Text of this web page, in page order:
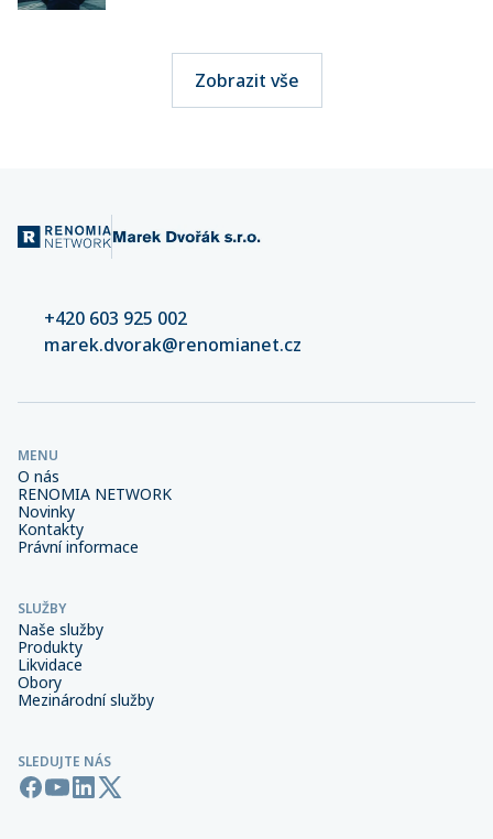
Zobrazit vše
+420 603 925 002
marek.dvorak@renomianet.cz
MENU
O nás
RENOMIA NETWORK
Novinky
Kontakty
Právní informace
SLUŽBY
Naše služby
Produkty
Likvidace
Obory
Mezinárodní služby
SLEDUJTE NÁS